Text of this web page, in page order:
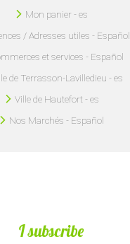
Mon panier - es
/ Adresses utiles - Español
et services - Español
de Terrasson-Lavilledieu - es
Ville de Hautefort - es
Nos Marchés - Español
I subscribe